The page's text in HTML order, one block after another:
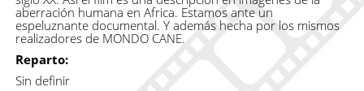
aberración humana en Africa. Estamos ante un
espeluznante documental. Y además hecha por los mismos
realizadores de MONDO CANE.
Reparto:
Sin definir